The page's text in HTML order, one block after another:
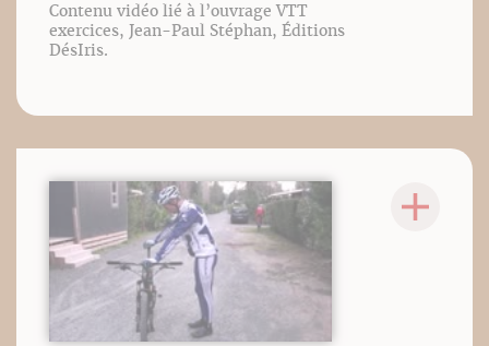
Contenu vidéo lié à l’ouvrage VTT
exercices, Jean-Paul Stéphan, Éditions
DésIris.